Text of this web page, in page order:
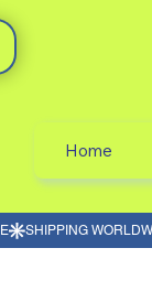
Home